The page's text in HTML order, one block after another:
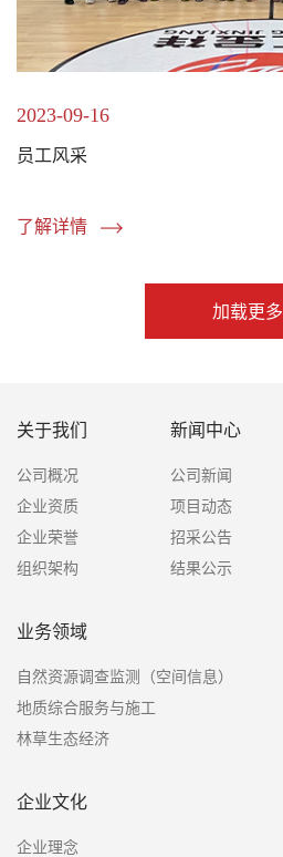
2023-09-16
员工风采
了解详情
加载更多
关于我们
公司概况
企业资质
企业荣誉
组织架构
新闻中心
公司新闻
项目动态
招采公告
结果公示
业务领域
自然资源调查监测（空间信息）
地质综合服务与施工
林草生态经济
企业文化
企业理念